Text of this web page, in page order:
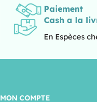
Paiement
Cash a la
En Espèces
MON COMPTE